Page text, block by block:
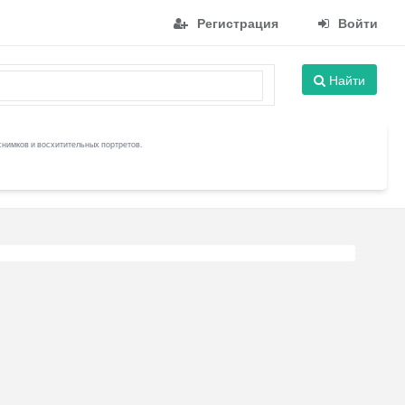
Регистрация Войти
Найти
и восхитительных портретов.